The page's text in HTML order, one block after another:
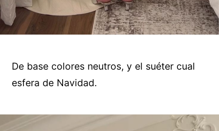
De base colores neutros, y el suéter cual
esfera de Navidad.